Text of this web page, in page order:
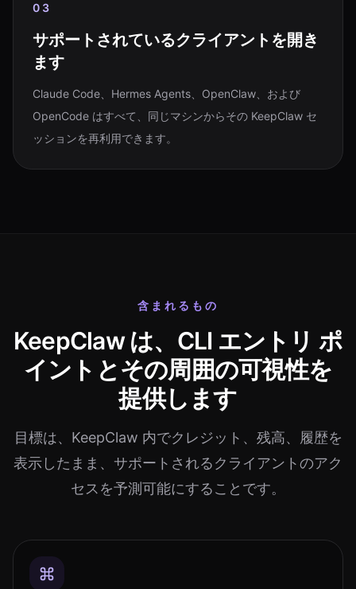
03
サポートされているクライアントを開き
ます
Claude Code、Hermes Agents、OpenClaw、および
OpenCode はすべて、同じマシンからその KeepClaw セ
ッションを再利用できます。
含まれるもの
KeepClaw は、CLI エントリ ポ
イントとその周囲の可視性を
提供します
目標は、KeepClaw 内でクレジット、残高、履歴を
表示したまま、サポートされるクライアントのアク
セスを予測可能にすることです。